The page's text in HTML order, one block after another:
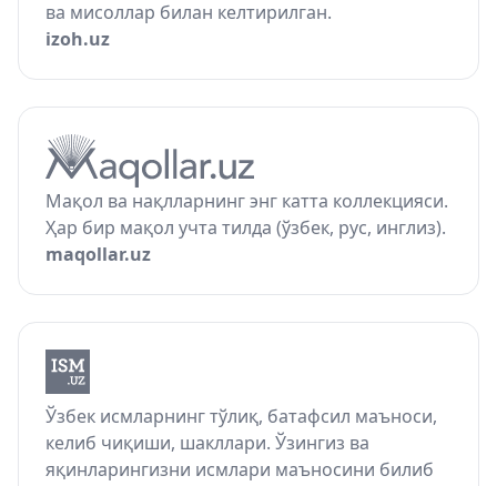
ва мисоллар билан келтирилган.
izoh.uz
Мақол ва нақлларнинг энг катта коллекцияси.
Ҳар бир мақол учта тилда (ўзбек, рус, инглиз).
maqollar.uz
Ўзбек исмларнинг тўлиқ, батафсил маъноси,
келиб чиқиши, шакллари. Ўзингиз ва
яқинларингизни исмлари маъносини билиб